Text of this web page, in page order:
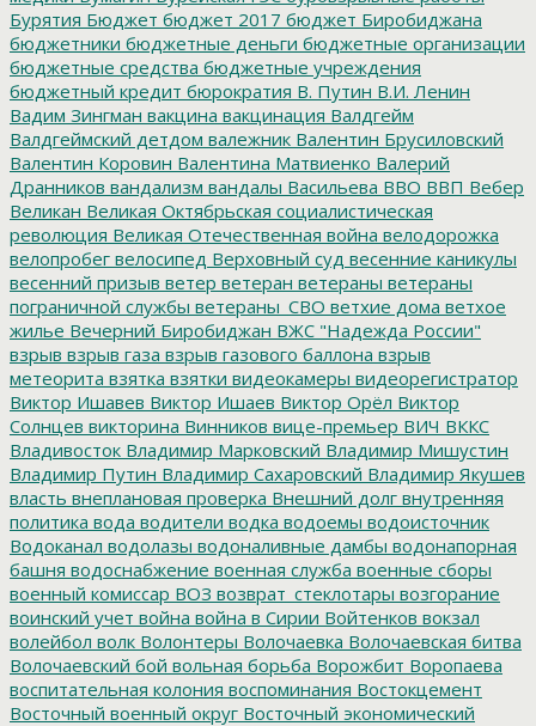
Бурятия Бюджет бюджет 2017 бюджет Биробиджана
бюджетники бюджетные деньги бюджетные организации
бюджетные средства бюджетные учреждения
бюджетный кредит бюрократия В. Путин В.И. Ленин
Вадим Зингман вакцина вакцинация Валдгейм
Валдгеймский детдом валежник Валентин Брусиловский
Валентин Коровин Валентина Матвиенко Валерий
Дранников вандализм вандалы Васильева ВВО ВВП Вебер
Великан Великая Октябрьская социалистическая
революция Великая Отечественная война велодорожка
велопробег велосипед Верховный суд весенние каникулы
весенний призыв ветер ветеран ветераны ветераны
пограничной службы ветераны_СВО ветхие дома ветхое
жилье Вечерний Биробиджан ВЖС "Надежда России"
взрыв взрыв газа взрыв газового баллона взрыв
метеорита взятка взятки видеокамеры видеорегистратор
Виктор Ишавев Виктор Ишаев Виктор Орёл Виктор
Солнцев викторина Винников вице-премьер ВИЧ ВККС
Владивосток Владимир Марковский Владимир Мишустин
Владимир Путин Владимир Сахаровский Владимир Якушев
власть внеплановая проверка Внешний долг внутренняя
политика вода водители водка водоемы водоисточник
Водоканал водолазы водоналивные дамбы водонапорная
башня водоснабжение военная служба военные сборы
военный комиссар ВОЗ возврат_стеклотары возгорание
воинский учет война война в Сирии Войтенков вокзал
волейбол волк Волонтеры Волочаевка Волочаевская битва
Волочаевский бой вольная борьба Ворожбит Воропаева
воспитательная колония воспоминания Востокцемент
Восточный военный округ Восточный экономический